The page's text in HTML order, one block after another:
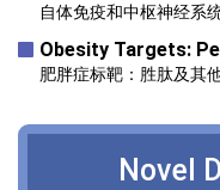
自体免疫和中枢神经系
Obesity Targets:
肥胖症标靶：胜肽及其
Novel